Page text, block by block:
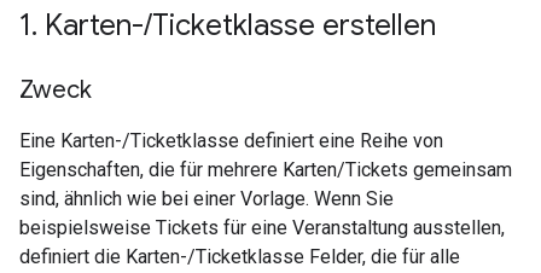
1. Karten-/Ticketklasse erstellen
Zweck
Eine Karten-/Ticketklasse definiert eine Reihe von
Eigenschaften, die für mehrere Karten/Tickets gemeinsam
sind, ähnlich wie bei einer Vorlage. Wenn Sie
beispielsweise Tickets für eine Veranstaltung ausstellen,
definiert die Karten-/Ticketklasse Felder, die für alle